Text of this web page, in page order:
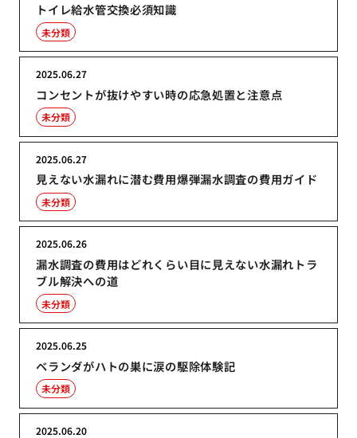
トイレ給水管交換必須知識
未分類
コンセントが抜けやすい時の応急処置と注意点
2025.06.27
未分類
見えない水漏れに潜む費用爆弾漏水調査の費用ガイド
2025.06.27
未分類
漏水調査の費用はどれくらい目に見えない水漏れトラ
ブル解決への道
2025.06.26
未分類
ベランダがハトの巣に涙の駆除体験記
2025.06.25
未分類
2025.06.20